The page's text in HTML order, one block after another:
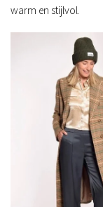
warm en stijlvol.